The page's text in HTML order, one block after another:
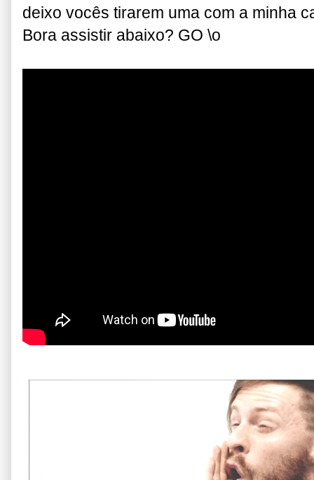
deixo vocês tirarem uma com a minha
Bora assistir abaixo? GO \o